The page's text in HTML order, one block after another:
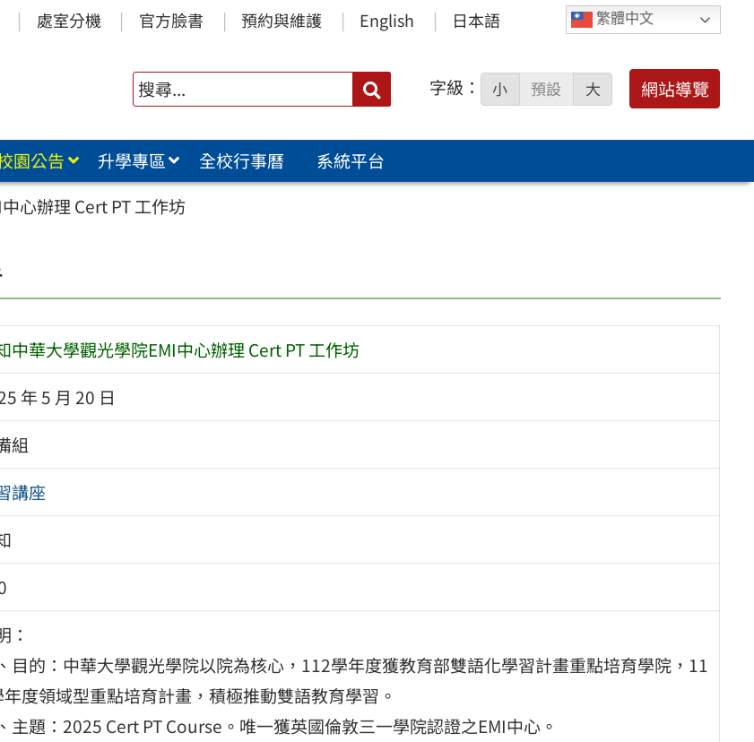
繁體中文
處室分機 官方臉書 預約與維護 English 日本語
搜
尋：
字級： 小 預設 大 網站導覽
園公告 升學專區 全校行事曆
系統平台
心辦理 Cert PT 工作坊
中華大學觀光學院EMI中心辦理 Cert PT 工作坊
年 5 月 20 日
組
講座
：
目的：中華大學觀光學院以院為核心，112學年度獲教育部雙語化學習計畫重點培育學院，11
度領域型重點培育計畫，積極推動雙語教育學習。
主題：2025 Cert PT Course。唯一獲英國倫敦三一學院認證之EMI中心。